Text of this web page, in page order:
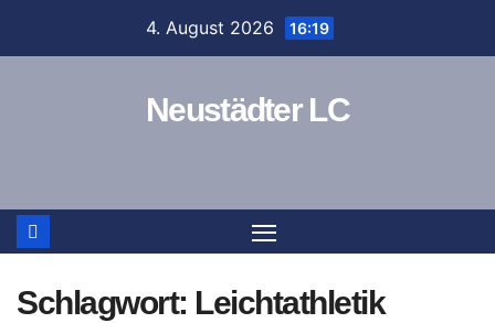
4. August 2026 16:19
Neustädter LC
Schlagwort: Leichtathletik